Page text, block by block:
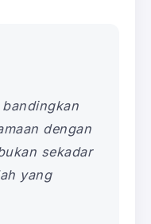
dengan
sekadar
yang